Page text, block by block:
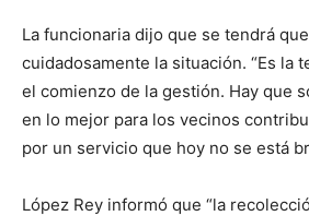
La funcionaria dijo que se tendrá
cuidadosamente la situación. “Es la
el comienzo de la gestión. Hay que
en lo mejor para los vecinos
por un servicio que hoy no se está
López Rey informó que “la